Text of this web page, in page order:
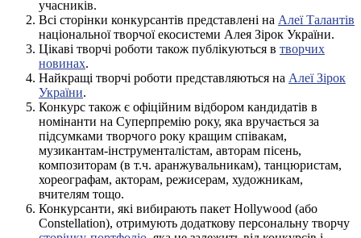
учасників.
Всі сторінки конкурсантів представлені на Алеї Талантів
національної творчої екосистеми Алея Зірок України.
Цікаві творчі роботи також публікуються в творчих
новинах.
Найкращі творчі роботи представляються на Алеї Зірок
України.
Конкурс також є офіційним відбором кандидатів в
номінанти на Суперпремію року, яка вручається за
підсумками творчого року кращим співакам,
музикантам-інструменталістам, авторам пісень,
композиторам (в т.ч. аранжувальникам), танцюристам,
хореографам, акторам, режисерам, художникам,
вчителям тощо.
Конкурсанти, які вибирають пакет Hollywood (або
Constellation), отримують додаткову персональну творчу